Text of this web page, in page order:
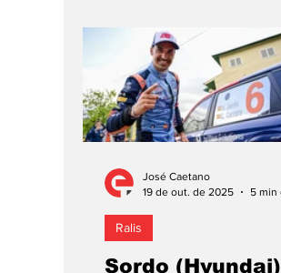
Sordo (Hyundai)
Ralis
José Caetano
19 de out. de 2025